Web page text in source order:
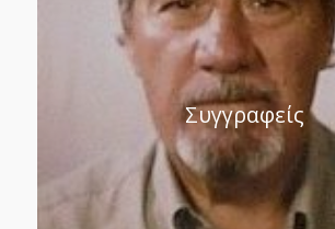
Συγγραφείς